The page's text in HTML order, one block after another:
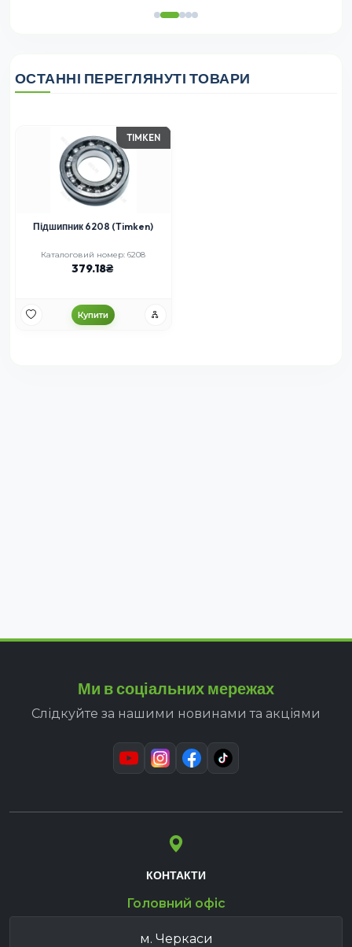
ОСТАННІ ПЕРЕГЛЯНУТІ ТОВАРИ
TIMKEN
Підшипник 6208 (Timken)
Каталоговий номер: 6208
379.18
Купити
Ми в соціальних мережах
Слідкуйте за нашими новинами та акціями
КОНТАКТИ
Головний офіс
м. Черкаси